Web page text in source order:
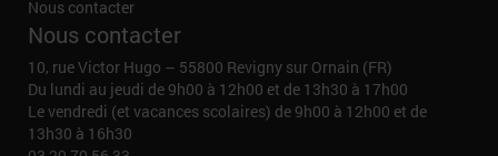
Nous contacter
Nous contacter
10, rue Victor Hugo – 55800 Revigny sur Ornain (FR)
Du lundi au jeudi de 9h00 à 12h00 et de 13h30 à 17h00
Le vendredi (et vacances scolaires) de 9h00 à 12h00 et de
13h30 à 16h30